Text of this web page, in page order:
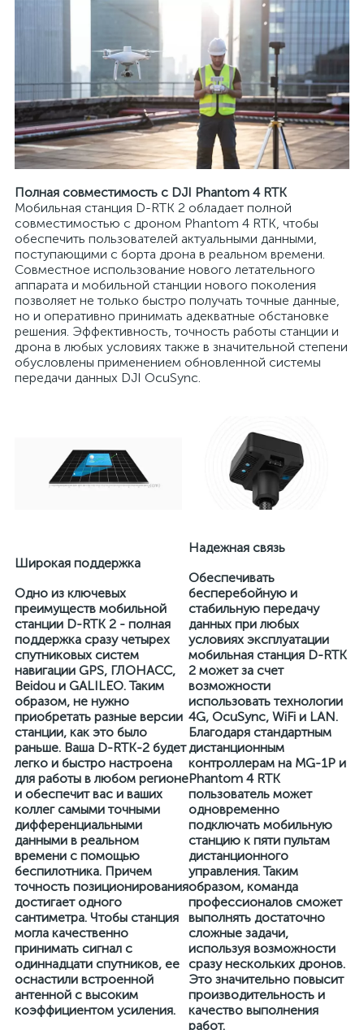
Полная совместимость с DJI Phantom 4 RTK
Мобильная станция D-RTK 2 обладает полной
совместимостью с дроном Phantom 4 RTK, чтобы
обеспечить пользователей актуальными данными,
поступающими с борта дрона в реальном времени.
Совместное использование нового летательного
аппарата и мобильной станции нового поколения
позволяет не только быстро получать точные данные,
но и оперативно принимать адекватные обстановке
решения. Эффективность, точность работы станции и
дрона в любых условиях также в значительной степени
обусловлены применением обновленной системы
передачи данных DJI OcuSync.
Широкая поддержка
Одно из ключевых
преимуществ мобильной
станции D-RTK 2 - полная
поддержка сразу четырех
спутниковых систем
навигации GPS, ГЛОНАСС,
Beidou и GALILEO. Таким
образом, не нужно
приобретать разные версии
станции, как это было
раньше. Ваша D-RTK-2 будет
легко и быстро настроена
для работы в любом регионе
и обеспечит вас и ваших
коллег самыми точными
дифференциальными
данными в реальном
времени с помощью
беспилотника. Причем
точность позиционирования
достигает одного
сантиметра. Чтобы станция
могла качественно
принимать сигнал с
одиннадцати спутников, ее
оснастили встроенной
антенной с высоким
коэффициентом усиления.
Надежная связь
Обеспечивать
бесперебойную и
стабильную передачу
данных при любых
условиях эксплуатации
мобильная станция D-RTK
2 может за счет
возможности
использовать технологии
4G, OcuSync, WiFi и LAN.
Благодаря стандартным
дистанционным
контроллерам на MG-1P и
Phantom 4 RTK
пользователь может
одновременно
подключать мобильную
станцию к пяти пультам
дистанционного
управления. Таким
образом, команда
профессионалов сможет
выполнять достаточно
сложные задачи,
используя возможности
сразу нескольких дронов.
Это значительно повысит
производительность и
качество выполнения
работ.